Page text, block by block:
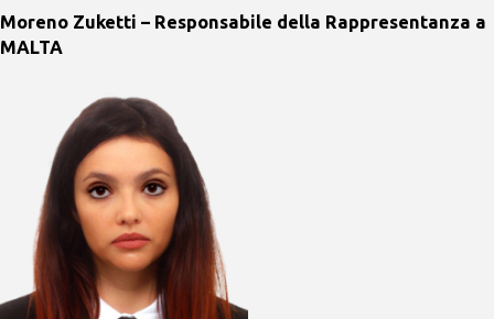
Moreno Zuketti – Responsabile della Rappresentanza a
MALTA